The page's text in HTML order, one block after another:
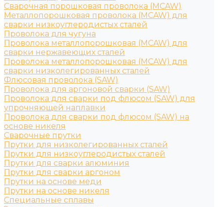
Сварочная порошковая проволока (MCAW)
Металлопорошковая проволока (MCAW) для
сварки низкоуглеродистых сталей
Проволока для чугуна
Проволока металлопорошковая (MCAW) для
сварки нержавеющих сталей
Проволока металлопорошковая (MCAW) для
сварки низколегированных сталей
Флюсовая проволока (SAW)
Проволока для аргоновой сварки (SAW)
Проволока для сварки под флюсом (SAW) для
упрочняющей наплавки
Проволока для сварки под флюсом (SAW) на
основе никеля
Сварочные прутки
Прутки для низколегированных сталей
Прутки для низкоуглеродистых сталей
Прутки для сварки алюминия
Прутки для сварки аргоном
Прутки на основе меди
Прутки на основе никеля
Специальные сплавы